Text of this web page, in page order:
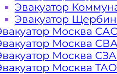
Эвакуатор
Эвакуатор
Москва
Москва
Москва
Москва ТАО